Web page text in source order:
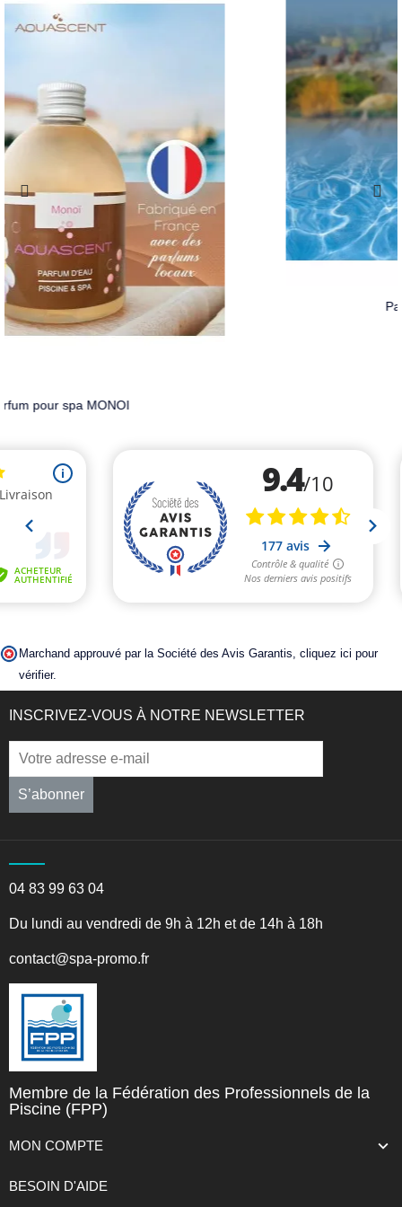
Parfum de spa JASMIN
Marchand approuvé par la Société des Avis Garantis, cliquez ici pour
vérifier.
INSCRIVEZ-VOUS À NOTRE NEWSLETTER
S’abonner
04 83 99 63 04
Du lundi au vendredi de 9h à 12h et de 14h à 18h
contact@spa-promo.fr
Membre de la Fédération des Professionnels de la
Piscine (FPP)
MON COMPTE
BESOIN D'AIDE